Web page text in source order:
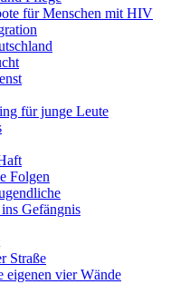
für Menschen mit HIV
für junge Leute
Folgen
Gefängnis
Straße
eigenen vier Wände